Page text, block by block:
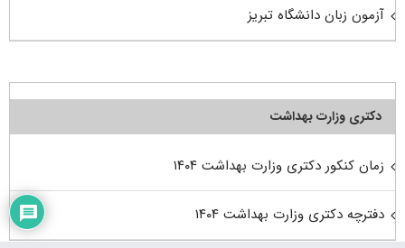
آزمون زبان دانشگاه تبریز
دکتری وزارت بهداشت
زمان کنکور دکتری وزارت بهداشت ۱۴۰۴
دفترچه دکتری وزارت بهداشت ۱۴۰۴